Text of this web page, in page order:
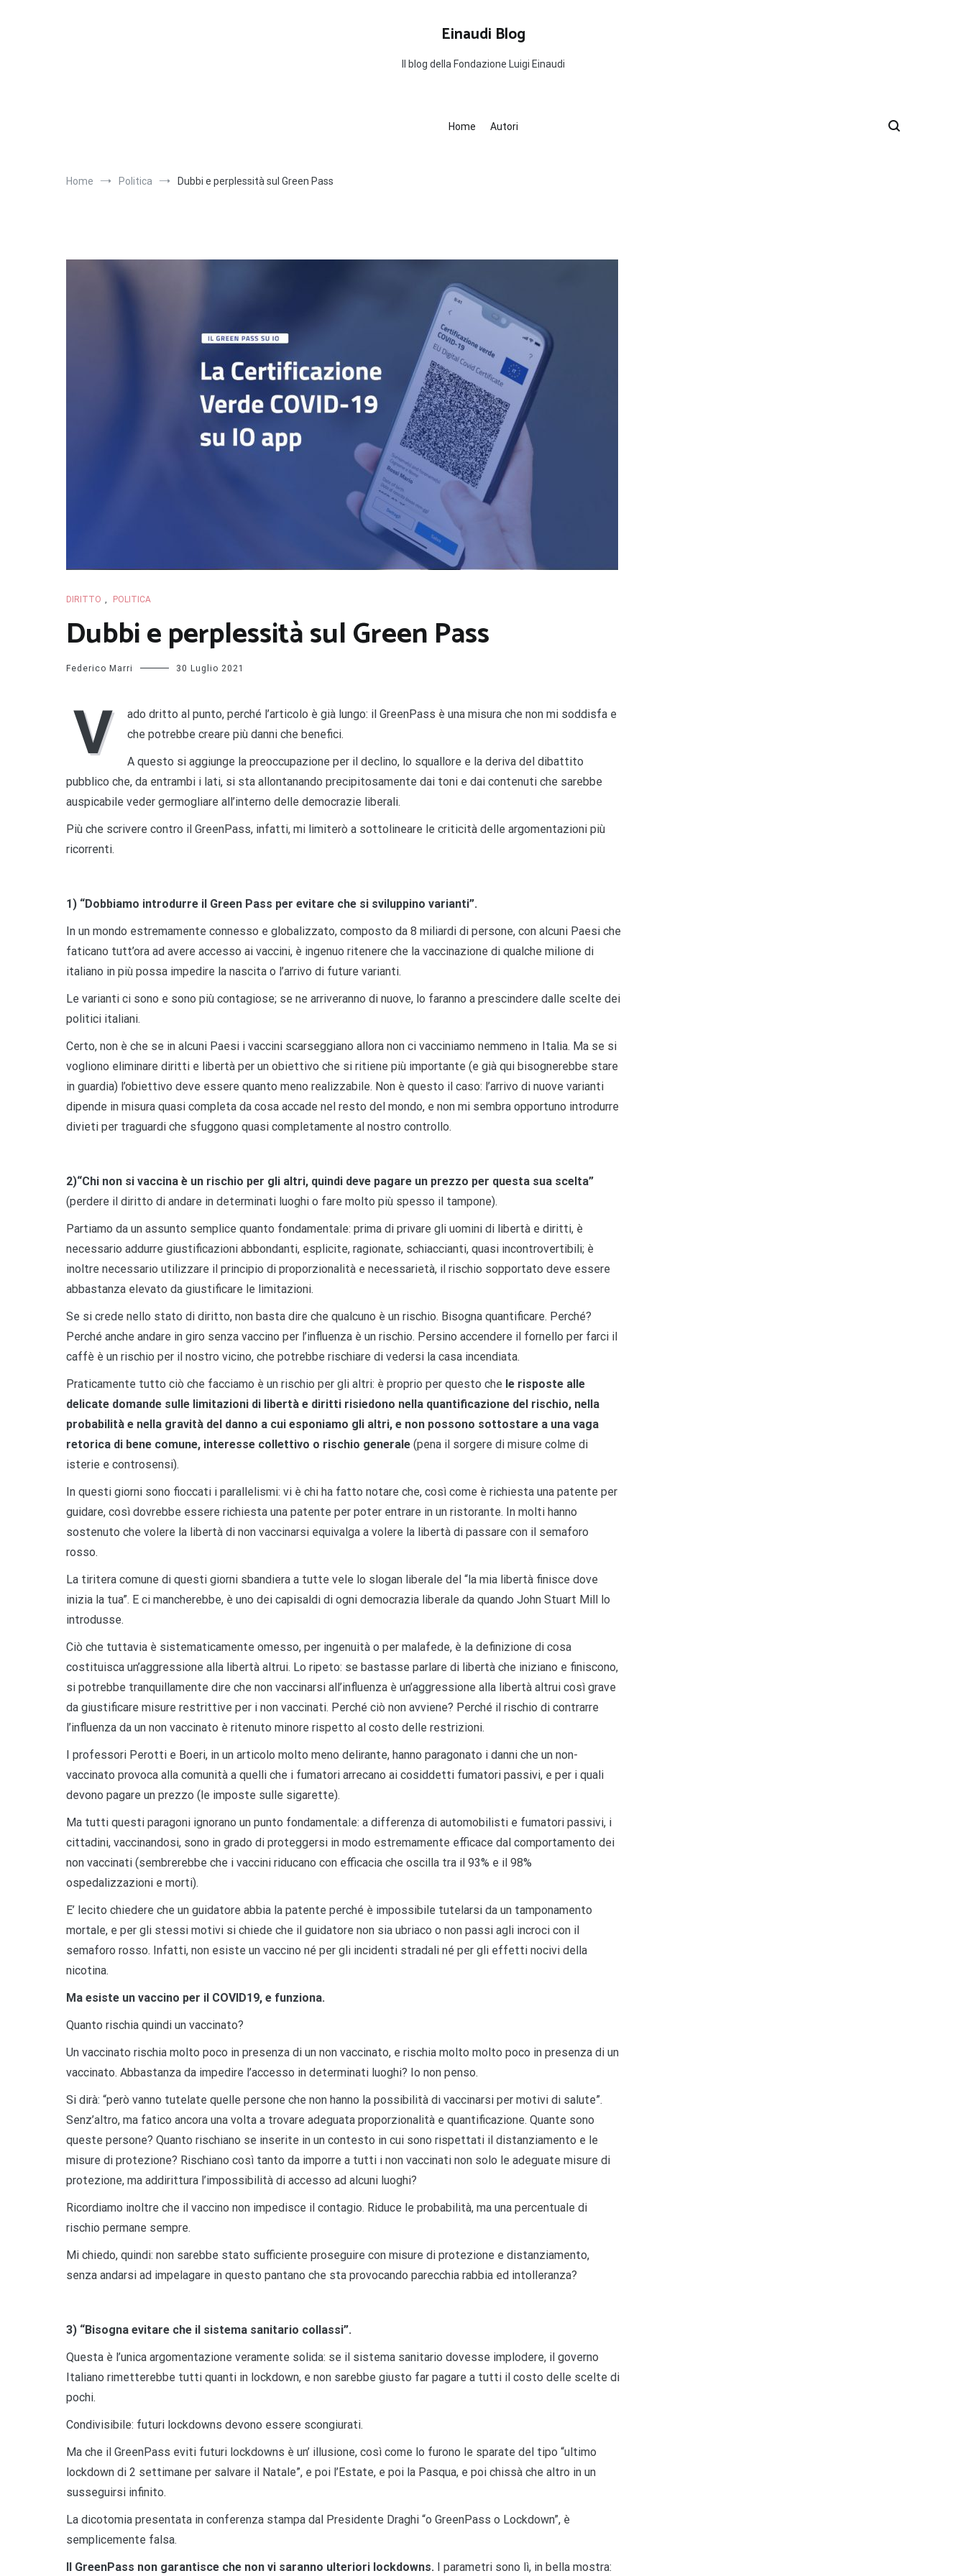
Einaudi Blog
Il blog della Fondazione Luigi Einaudi
Home Autori
Home Politica Dubbi e perplessità sul Green Pass
DIRITTO , POLITICA
Dubbi e perplessità sul Green Pass
Federico Marri 30 Luglio 2021
V
ado dritto al punto, perché l’articolo è già lungo: il GreenPass è una misura che non mi soddisfa e
che potrebbe creare più danni che benefici.
A questo si aggiunge la preoccupazione per il declino, lo squallore e la deriva del dibattito
pubblico che, da entrambi i lati, si sta allontanando precipitosamente dai toni e dai contenuti che sarebbe
auspicabile veder germogliare all’interno delle democrazie liberali.
Più che scrivere contro il GreenPass, infatti, mi limiterò a sottolineare le criticità delle argomentazioni più
ricorrenti.
1) “Dobbiamo introdurre il Green Pass per evitare che si sviluppino varianti”.
In un mondo estremamente connesso e globalizzato, composto da 8 miliardi di persone, con alcuni Paesi che
faticano tutt’ora ad avere accesso ai vaccini, è ingenuo ritenere che la vaccinazione di qualche milione di
italiano in più possa impedire la nascita o l’arrivo di future varianti.
Le varianti ci sono e sono più contagiose; se ne arriveranno di nuove, lo faranno a prescindere dalle scelte dei
politici italiani.
Certo, non è che se in alcuni Paesi i vaccini scarseggiano allora non ci vacciniamo nemmeno in Italia. Ma se si
vogliono eliminare diritti e libertà per un obiettivo che si ritiene più importante (e già qui bisognerebbe stare
in guardia) l’obiettivo deve essere quanto meno realizzabile. Non è questo il caso: l’arrivo di nuove varianti
dipende in misura quasi completa da cosa accade nel resto del mondo, e non mi sembra opportuno introdurre
divieti per traguardi che sfuggono quasi completamente al nostro controllo.
2)“Chi non si vaccina è un rischio per gli altri, quindi deve pagare un prezzo per questa sua scelta”
(perdere il diritto di andare in determinati luoghi o fare molto più spesso il tampone).
Partiamo da un assunto semplice quanto fondamentale: prima di privare gli uomini di libertà e diritti, è
necessario addurre giustificazioni abbondanti, esplicite, ragionate, schiaccianti, quasi incontrovertibili; è
inoltre necessario utilizzare il principio di proporzionalità e necessarietà, il rischio sopportato deve essere
abbastanza elevato da giustificare le limitazioni.
Se si crede nello stato di diritto, non basta dire che qualcuno è un rischio. Bisogna quantificare. Perché?
Perché anche andare in giro senza vaccino per l’influenza è un rischio. Persino accendere il fornello per farci il
caffè è un rischio per il nostro vicino, che potrebbe rischiare di vedersi la casa incendiata.
Praticamente tutto ciò che facciamo è un rischio per gli altri: è proprio per questo che le risposte alle
delicate domande sulle limitazioni di libertà e diritti risiedono nella quantificazione del rischio, nella
probabilità e nella gravità del danno a cui esponiamo gli altri, e non possono sottostare a una vaga
retorica di bene comune, interesse collettivo o rischio generale (pena il sorgere di misure colme di
isterie e controsensi).
In questi giorni sono fioccati i parallelismi: vi è chi ha fatto notare che, così come è richiesta una patente per
guidare, così dovrebbe essere richiesta una patente per poter entrare in un ristorante. In molti hanno
sostenuto che volere la libertà di non vaccinarsi equivalga a volere la libertà di passare con il semaforo
rosso.
La tiritera comune di questi giorni sbandiera a tutte vele lo slogan liberale del “la mia libertà finisce dove
inizia la tua”. E ci mancherebbe, è uno dei capisaldi di ogni democrazia liberale da quando John Stuart Mill lo
introdusse.
Ciò che tuttavia è sistematicamente omesso, per ingenuità o per malafede, è la definizione di cosa
costituisca un’aggressione alla libertà altrui. Lo ripeto: se bastasse parlare di libertà che iniziano e finiscono,
si potrebbe tranquillamente dire che non vaccinarsi all’influenza è un’aggressione alla libertà altrui così grave
da giustificare misure restrittive per i non vaccinati. Perché ciò non avviene? Perché il rischio di contrarre
l’influenza da un non vaccinato è ritenuto minore rispetto al costo delle restrizioni.
I professori Perotti e Boeri, in un articolo molto meno delirante, hanno paragonato i danni che un non-
vaccinato provoca alla comunità a quelli che i fumatori arrecano ai cosiddetti fumatori passivi, e per i quali
devono pagare un prezzo (le imposte sulle sigarette).
Ma tutti questi paragoni ignorano un punto fondamentale: a differenza di automobilisti e fumatori passivi, i
cittadini, vaccinandosi, sono in grado di proteggersi in modo estremamente efficace dal comportamento dei
non vaccinati (sembrerebbe che i vaccini riducano con efficacia che oscilla tra il 93% e il 98%
ospedalizzazioni e morti).
E’ lecito chiedere che un guidatore abbia la patente perché è impossibile tutelarsi da un tamponamento
mortale, e per gli stessi motivi si chiede che il guidatore non sia ubriaco o non passi agli incroci con il
semaforo rosso. Infatti, non esiste un vaccino né per gli incidenti stradali né per gli effetti nocivi della
nicotina.
Ma esiste un vaccino per il COVID19, e funziona.
Quanto rischia quindi un vaccinato?
Un vaccinato rischia molto poco in presenza di un non vaccinato, e rischia molto molto poco in presenza di un
vaccinato. Abbastanza da impedire l’accesso in determinati luoghi? Io non penso.
Si dirà: “però vanno tutelate quelle persone che non hanno la possibilità di vaccinarsi per motivi di salute”.
Senz’altro, ma fatico ancora una volta a trovare adeguata proporzionalità e quantificazione. Quante sono
queste persone? Quanto rischiano se inserite in un contesto in cui sono rispettati il distanziamento e le
misure di protezione? Rischiano così tanto da imporre a tutti i non vaccinati non solo le adeguate misure di
protezione, ma addirittura l’impossibilità di accesso ad alcuni luoghi?
Ricordiamo inoltre che il vaccino non impedisce il contagio. Riduce le probabilità, ma una percentuale di
rischio permane sempre.
Mi chiedo, quindi: non sarebbe stato sufficiente proseguire con misure di protezione e distanziamento,
senza andarsi ad impelagare in questo pantano che sta provocando parecchia rabbia ed intolleranza?
3) “Bisogna evitare che il sistema sanitario collassi”.
Questa è l’unica argomentazione veramente solida: se il sistema sanitario dovesse implodere, il governo
Italiano rimetterebbe tutti quanti in lockdown, e non sarebbe giusto far pagare a tutti il costo delle scelte di
pochi.
Condivisibile: futuri lockdowns devono essere scongiurati.
Ma che il GreenPass eviti futuri lockdowns è un’ illusione, così come lo furono le sparate del tipo “ultimo
lockdown di 2 settimane per salvare il Natale”, e poi l’Estate, e poi la Pasqua, e poi chissà che altro in un
susseguirsi infinito.
La dicotomia presentata in conferenza stampa dal Presidente Draghi “o GreenPass o Lockdown”, è
semplicemente falsa.
Il GreenPass non garantisce che non vi saranno ulteriori lockdowns. I parametri sono lì, in bella mostra: